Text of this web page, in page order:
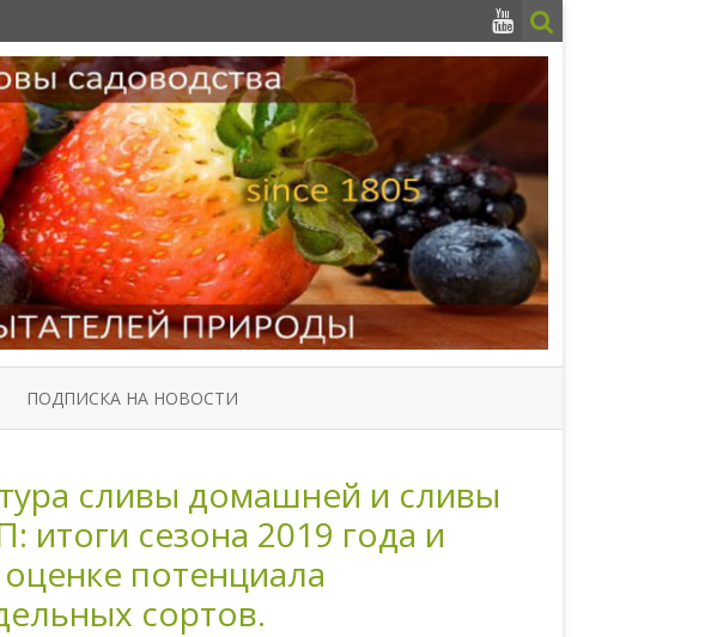
ПОДПИСКА НА НОВОСТИ
сливы домашней и сливы
итоги сезона 2019 года и
потенциала
сортов.